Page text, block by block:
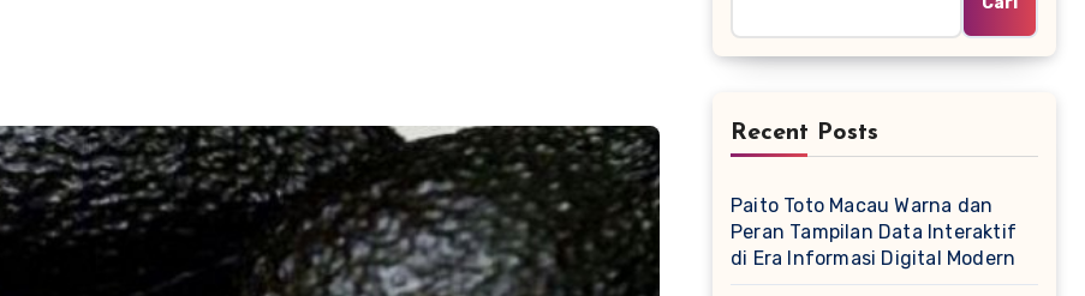
Recent Posts
Paito Toto Macau Warna dan
Peran Tampilan Data Interaktif
di Era Informasi Digital Modern